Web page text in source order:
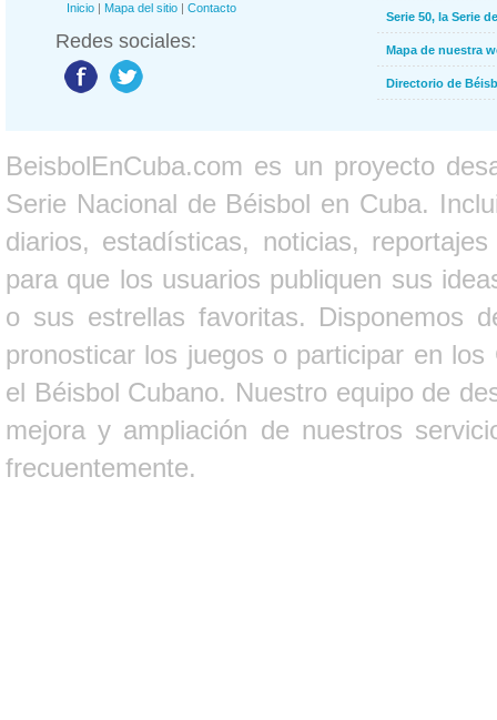
Inicio | Mapa del sitio | Contacto
Redes sociales:
Serie 50, la Serie
Mapa de nuestra
Directorio de
BeisbolEnCuba.com es un proyecto
Serie Nacional de Béisbol en Cuba.
diarios, estadísticas, noticias,
para que los usuarios publiquen sus
o sus estrellas favoritas. Disponemos
pronosticar los juegos o participar en
el Béisbol Cubano. Nuestro equipo de
mejora y ampliación de nuestros
frecuentemente.